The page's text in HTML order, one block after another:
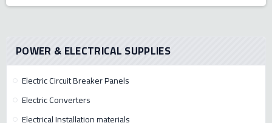
POWER & ELECTRICAL SUPPLIES
Electric Circuit Breaker Panels
Electric Converters
Electrical Installation materials